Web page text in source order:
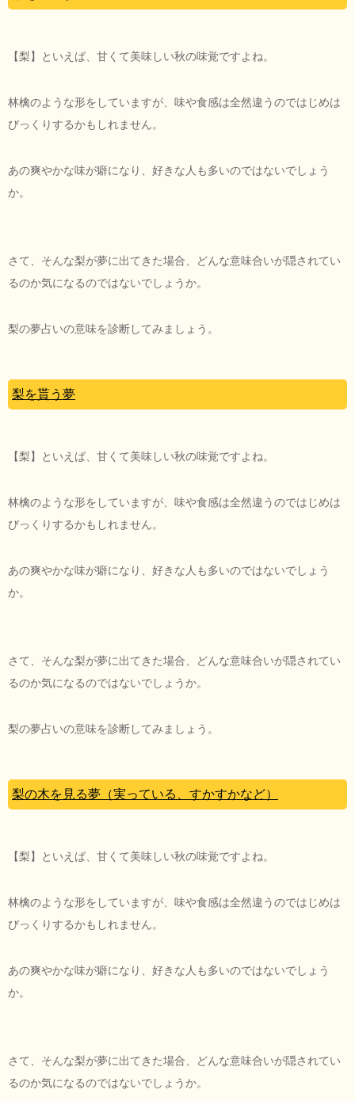
【梨】といえば、甘くて美味しい秋の味覚ですよね。
林檎のような形をしていますが、味や食感は全然違うのではじめは
びっくりするかもしれません。
あの爽やかな味が癖になり、好きな人も多いのではないでしょう
か。
さて、そんな梨が夢に出てきた場合、どんな意味合いが隠されてい
るのか気になるのではないでしょうか。
梨の夢占いの意味を診断してみましょう。
梨を貰う夢
【梨】といえば、甘くて美味しい秋の味覚ですよね。
林檎のような形をしていますが、味や食感は全然違うのではじめは
びっくりするかもしれません。
あの爽やかな味が癖になり、好きな人も多いのではないでしょう
か。
さて、そんな梨が夢に出てきた場合、どんな意味合いが隠されてい
るのか気になるのではないでしょうか。
梨の夢占いの意味を診断してみましょう。
梨の木を見る夢（実っている、すかすかなど）
【梨】といえば、甘くて美味しい秋の味覚ですよね。
林檎のような形をしていますが、味や食感は全然違うのではじめは
びっくりするかもしれません。
あの爽やかな味が癖になり、好きな人も多いのではないでしょう
か。
さて、そんな梨が夢に出てきた場合、どんな意味合いが隠されてい
るのか気になるのではないでしょうか。